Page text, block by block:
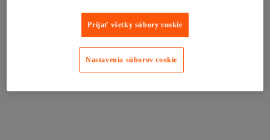
Prijať všetky súbory cookie
Nastavenia súborov cookie